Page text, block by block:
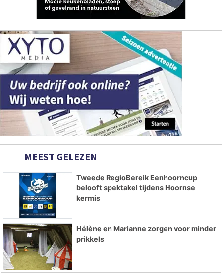
MEEST GELEZEN
Tweede RegioBereik Eenhoorncup
belooft spektakel tijdens Hoornse
kermis
Hélène en Marianne zorgen voor minder
prikkels